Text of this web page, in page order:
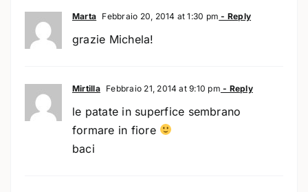
Marta Febbraio 20, 2014 at 1:30 pm - Reply
grazie Michela!
Mirtilla Febbraio 21, 2014 at 9:10 pm - Reply
le patate in superfice sembrano
formare in fiore
baci